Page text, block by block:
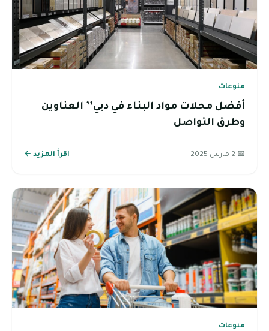
منوعات
أفضل محلات مواد البناء في دبي’’ العناوين
وطرق التواصل
📅 2 مارس 2025 اقرأ المزيد ←
منوعات